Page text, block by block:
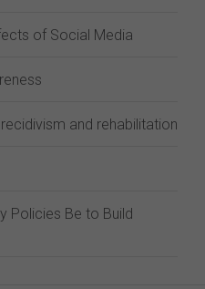
of Social Media
and rehabilitation
Policies Be to Build